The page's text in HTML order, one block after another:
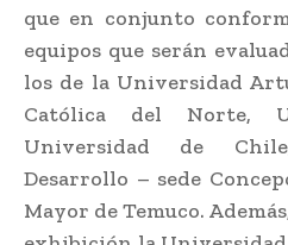
que en conjunto
equipos que serán
los de la Universidad
Católica del Norte,
Universidad de
Desarrollo – sede
Mayor de Temuco.